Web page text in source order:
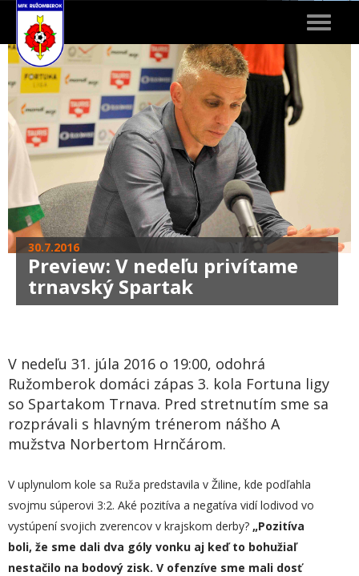
Toggle
30.7.2016
Preview: V nedeľu privítame
trnavský Spartak
V nedeľu 31. júla 2016 o 19:00, odohrá
Ružomberok domáci zápas 3. kola Fortuna ligy
so Spartakom Trnava. Pred stretnutím sme sa
rozprávali s hlavným trénerom nášho A
mužstva Norbertom Hrnčárom.
V uplynulom kole sa Ruža predstavila v Žiline, kde podľahla
svojmu súperovi 3:2. Aké pozitíva a negatíva vidí lodivod vo
vystúpení svojich zverencov v krajskom derby? „Pozitíva
boli, že sme dali dva góly vonku aj keď to bohužiaľ
nestačilo na bodový zisk. V ofenzíve sme mali dosť